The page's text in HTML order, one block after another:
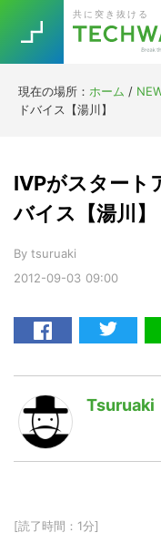
primary
navigation
main
content
primary
sidebar
footer
共に突き抜ける
現在の場所： ホーム /
ドバイス【湯川】
2012-09-03 09:00
IVPがスタート
バイス【湯川】
By tsuruaki
Tsuruaki
[読了時間：1分]
TOPICS
RE:LIFE
Re:Work
AI
Drone
[Startup]
[Voice Edition]
[YouTube]
投資家登録
Trend
5G Asana